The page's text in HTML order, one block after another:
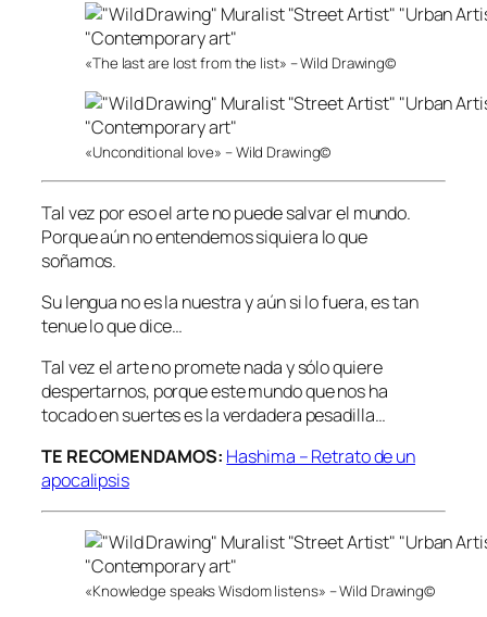
«The last are lost from the list» – Wild Drawing©
«Unconditional love» – Wild Drawing©
Tal vez por eso el arte no puede salvar el mundo.
Porque aún no entendemos siquiera lo que
soñamos.
Su lengua no es la nuestra y aún si lo fuera, es tan
tenue lo que dice…
Tal vez el arte no promete nada y sólo quiere
despertarnos, porque este mundo que nos ha
tocado en suertes es la verdadera pesadilla…
TE RECOMENDAMOS: Hashima – Retrato de un
apocalipsis
«Knowledge speaks Wisdom listens» – Wild Drawing©